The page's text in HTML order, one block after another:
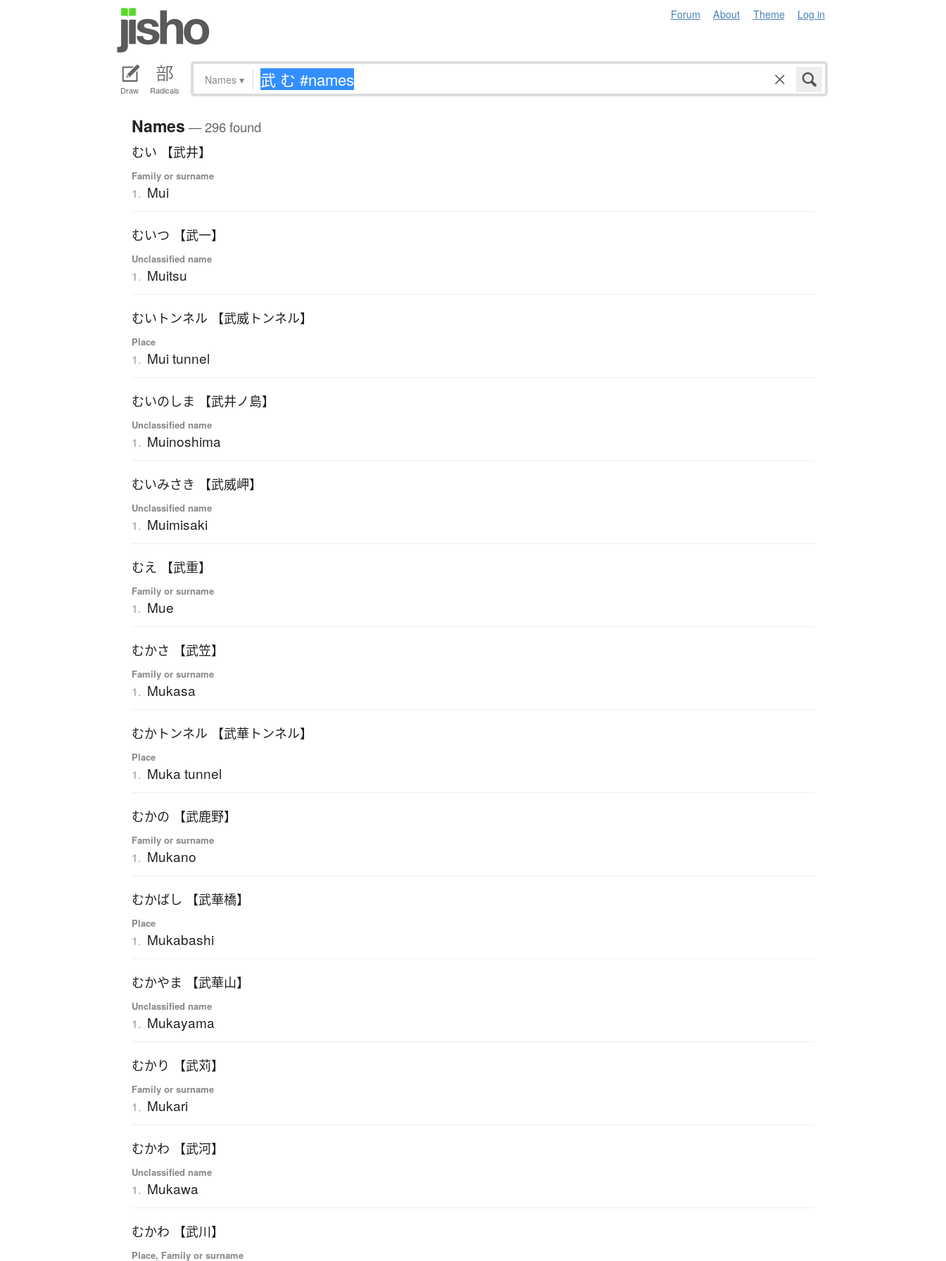
Forum About Theme Log in
Draw Radicals
Names ▾
Names — 296 found
むい 【武井】
Family or surname
1. Mui
むいつ 【武一】
Unclassified name
1. Muitsu
むいトンネル 【武威トンネル】
Place
1. Mui tunnel
むいのしま 【武井ノ島】
Unclassified name
1. Muinoshima
むいみさき 【武威岬】
Unclassified name
1. Muimisaki
むえ 【武重】
Family or surname
1. Mue
むかさ 【武笠】
Family or surname
1. Mukasa
むかトンネル 【武華トンネル】
Place
1. Muka tunnel
むかの 【武鹿野】
Family or surname
1. Mukano
むかばし 【武華橋】
Place
1. Mukabashi
むかやま 【武華山】
Unclassified name
1. Mukayama
むかり 【武苅】
Family or surname
1. Mukari
むかわ 【武河】
Unclassified name
1. Mukawa
むかわ 【武川】
Place, Family or surname